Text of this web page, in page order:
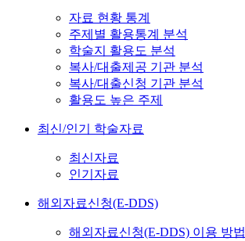
자료 현황 통계
주제별 활용통계 분석
학술지 활용도 분석
복사/대출제공 기관 분석
복사/대출신청 기관 분석
활용도 높은 주제
최신/인기 학술자료
최신자료
인기자료
해외자료신청(E-DDS)
해외자료신청(E-DDS) 이용 방법